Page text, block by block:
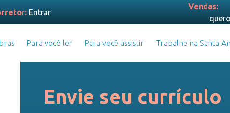
Entrar
Para você ler Para você assistir Trabalhe na Santa
Envie seu currículo